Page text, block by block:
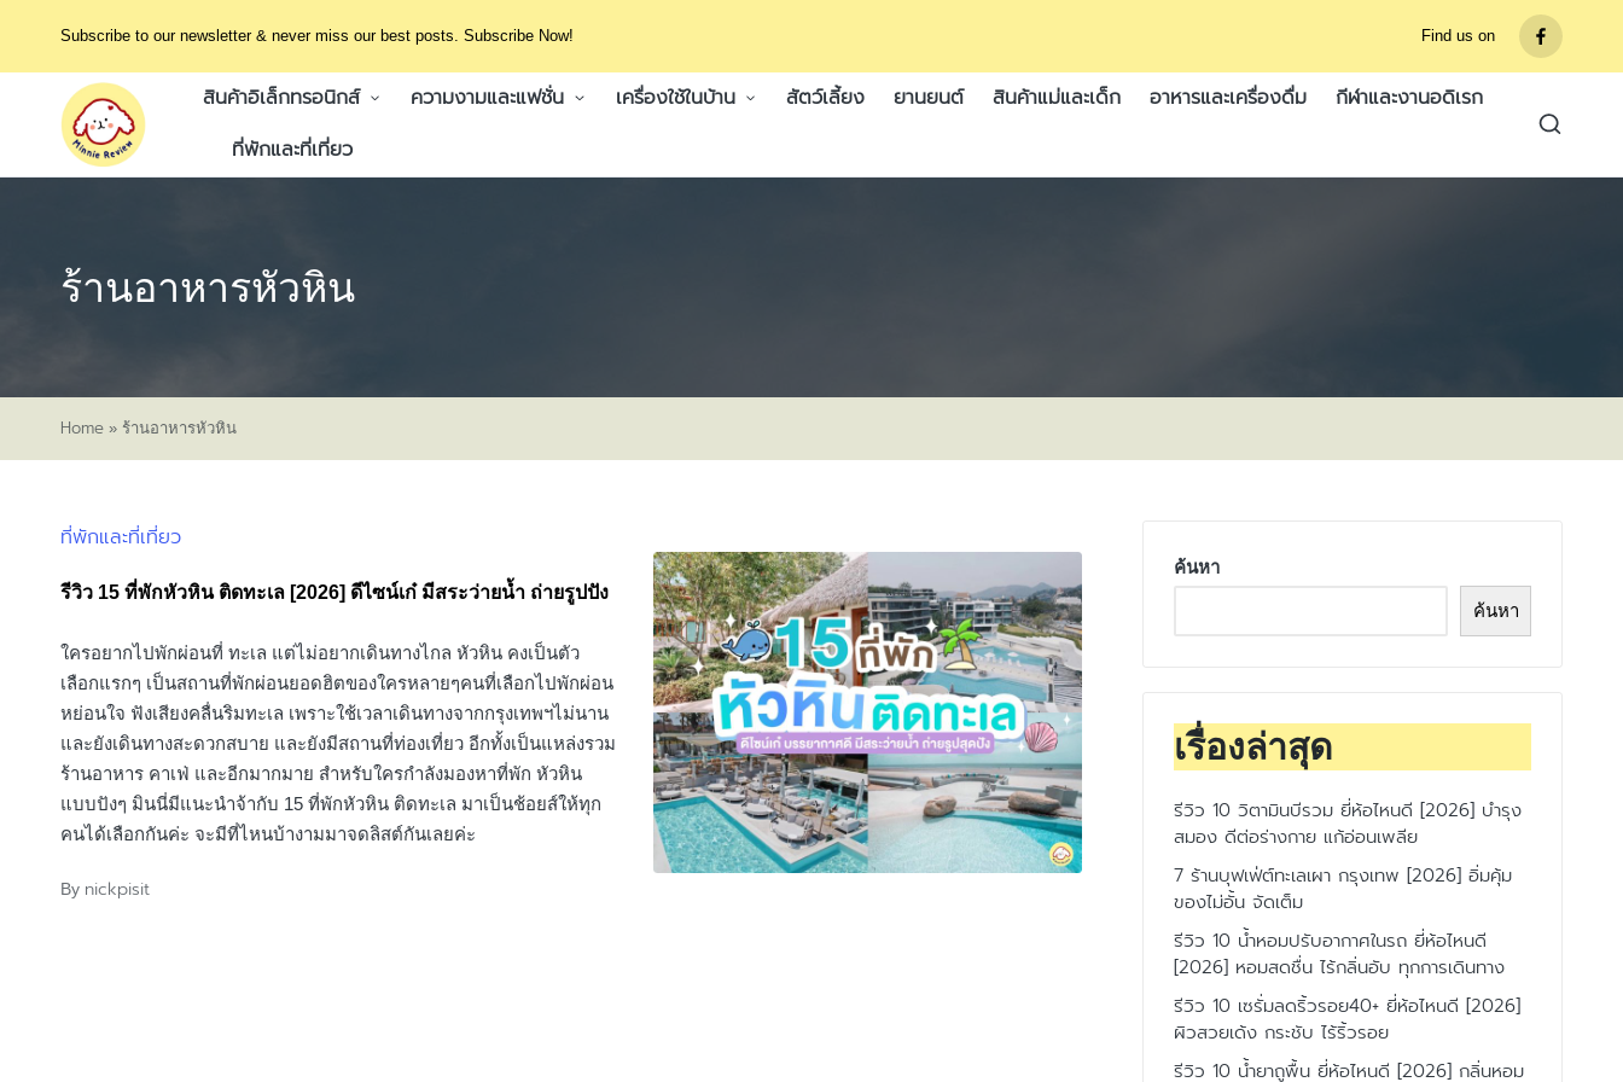
Subscribe to our newsletter & never miss our best posts. Subscribe Now! Find us on
รายการ
เมนู
สินค้าอิเล็กทรอนิกส์ ความงามและแฟชั่น เครื่องใช้ในบ้าน สัตว์เลี้ยง ยานยนต์ สินค้าแม่และเด็ก อาหารและเครื่องดื่ม
กีฬาและงานอดิเรก
ที่พักและที่เที่ยว
ร้านอาหารหัวหิน
Home » ร้านอาหารหัวหิน
Posted
ที่พักและที่เที่ยว
รีวิว 15 ที่พักหัวหิน ติดทะเล [2026] ดีไซน์เก๋ มีสระว่ายน้ำ ถ่ายรูปปัง
ใครอยากไปพักผ่อนที่ ทะเล แต่ไม่อยากเดินทางไกล หัวหิน คงเป็นตัว
เลือกแรกๆ เป็นสถานที่พักผ่อนยอดฮิตของใครหลายๆคนที่เลือกไปพักผ่อน
หย่อนใจ ฟังเสียงคลื่นริมทะเล เพราะใช้เวลาเดินทางจากกรุงเทพฯไม่นาน
และยังเดินทางสะดวกสบาย และยังมีสถานที่ท่องเที่ยว อีกทั้งเป็นแหล่งรวม
ร้านอาหาร คาเฟ่ และอีกมากมาย สำหรับใครกำลังมองหาที่พัก หัวหิน
แบบปังๆ มินนี่มีแนะนำจ้ากับ 15 ที่พักหัวหิน ติดทะเล มาเป็นช้อยส์ให้ทุก
คนได้เลือกกันค่ะ จะมีที่ไหนบ้างามมาจดลิสต์กันเลยค่ะ
Posted
By nickpisit
ค้นหา
ค้นหา
เรื่องล่าสุด
รีวิว 10 วิตามินบีรวม ยี่ห้อไหนดี [2026] บำรุง
สมอง ดีต่อร่างกาย แก้อ่อนเพลีย
7 ร้านบุฟเฟ่ต์ทะเลเผา กรุงเทพ [2026] อิ่มคุ้ม
ของไม่อั้น จัดเต็ม
รีวิว 10 น้ำหอมปรับอากาศในรถ ยี่ห้อไหนดี
[2026] หอมสดชื่น ไร้กลิ่นอับ ทุกการเดินทาง
รีวิว 10 เซรั่มลดริ้วรอย40+ ยี่ห้อไหนดี [2026]
ผิวสวยเด้ง กระชับ ไร้ริ้วรอย
รีวิว 10 น้ำยาถูพื้น ยี่ห้อไหนดี [2026] กลิ่นหอม